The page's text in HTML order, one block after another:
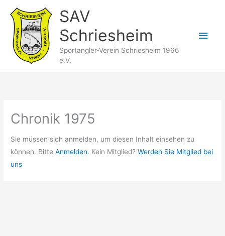
Inhalt
springen
SAV
Schriesheim
Sportangler-Verein Schriesheim 1966
e.V.
Chronik 1975
Sie müssen sich anmelden, um diesen Inhalt einsehen zu
können. BitteAnmelden. Kein Mitglied?Werden Sie Mitglied bei
uns